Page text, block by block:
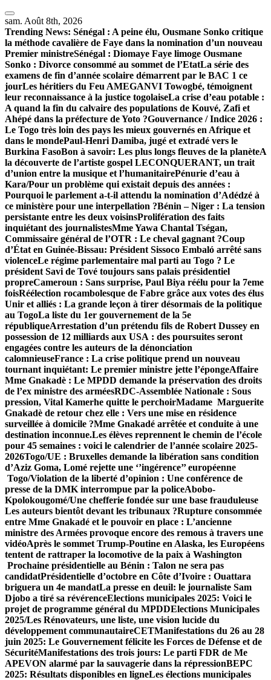
Skip
to
content
sam. Août 8th, 2026
Trending News: Sénégal : A peine élu, Ousmane Sonko critique
la méthode cavalière de Faye dans la nomination d’un nouveau
Premier ministreSénégal : Diomaye Faye limoge Ousmane
Sonko : Divorce consommé au sommet de l’EtatLa série des
examens de fin d’année scolaire démarrent par le BAC 1 ce
jourLes héritiers du Feu AMEGANVI Towogbé, témoignent
leur reconnaissance à la justice togolaiseLa crise d’eau potable :
A quand la fin du calvaire des populations de Kouvé, Zafi et
Ahépé dans la préfecture de Yoto ?Gouvernance / Indice 2026 :
Le Togo très loin des pays les mieux gouvernés en Afrique et
dans le mondePaul-Henri Damiba, jugé et extradé vers le
Burkina FasoBon à savoir: Les plus longs fleuves de la planèteA
la découverte de l’artiste gospel LECONQUERANT, un trait
d’union entre la musique et l’humanitairePénurie d’eau à
Kara/Pour un problème qui existait depuis des années :
Pourquoi le parlement a-t-il attendu la nomination d’Adédzé à
ce ministère pour une interpellation ?Bénin – Niger : La tension
persistante entre les deux voisinsProlifération des faits
inquiétant des journalistesMme Yawa Chantal Tségan,
Commissaire général de l’OTR : Le cheval gagnant ?Coup
d’État en Guinée-Bissau: Président Sissoco Embaló arrêté sans
violenceLe régime parlementaire mal parti au Togo ? Le
président Savi de Tové toujours sans palais présidentiel
propreCameroun : Sans surprise, Paul Biya réélu pour la 7eme
foisRéélection rocambolesque de Fabre grâce aux votes des élus
Unir et alliés : La grande leçon à tirer désormais de la politique
au TogoLa liste du 1er gouvernement de la 5e
républiqueArrestation d’un prétendu fils de Robert Dussey en
possession de 12 milliards aux USA : des poursuites seront
engagées contre les auteurs de la dénonciation
calomnieuseFrance : La crise politique prend un nouveau
tournant inquiétant: Le premier ministre jette l’épongeAffaire
Mme Gnakadè : Le MPDD demande la préservation des droits
de l’ex ministre des arméesRDC-Assemblée Nationale : Sous
pression, Vital Kamerhe quitte le perchoirMadame Marguerite
Gnakadè de retour chez elle : Vers une mise en résidence
surveillée à domicile ?Mme Gnakadé arrêtée et conduite à une
destination inconnue.Les élèves reprennent le chemin de l’école
pour 45 semaines : voici le calendrier de l’année scolaire 2025-
2026Togo/UE : Bruxelles demande la libération sans condition
d’Aziz Goma, Lomé rejette une ‘’ingérence’’ européenne
Togo/Violation de la liberté d’opinion : Une conférence de
presse de la DMK interrompue par la policeAbobo-
Kpolokougomé/Une chefferie fondée sur une base frauduleuse
Les auteurs bientôt devant les tribunaux ?Rupture consommée
entre Mme Gnakadé et le pouvoir en place : L’ancienne
ministre des Armées provoque encore des remous à travers une
vidéoAprès le sommet Trump-Poutine en Alaska, les Européens
tentent de rattraper la locomotive de la paix à Washington
Prochaine présidentielle au Bénin : Talon ne sera pas
candidatPrésidentielle d’octobre en Côte d’Ivoire : Ouattara
briguera un 4e mandatLa presse en deuil: le journaliste Sam
Djobo a tiré sa révérenceElections municipales 2025: Voici le
projet de programme général du MPDDElections Municipales
2025/Les Rénovateurs, une liste, une vision lucide du
développement communautaireCETManifestations du 26 au 28
juin 2025: Le Gouvernement félicite les Forces de Défense et de
SécuritéManifestations des trois jours: Le parti FDR de Me
APEVON alarmé par la sauvagerie dans la répressionBEPC
2025: Résultats disponibles en ligneLes élections municipales